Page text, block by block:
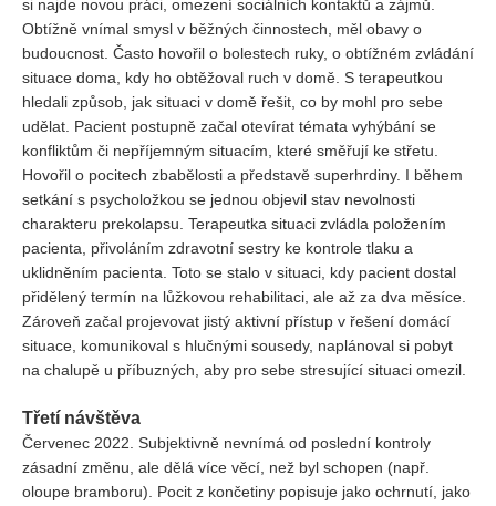
si najde novou práci, omezení sociálních kontaktů a zájmů.
Obtížně vnímal smysl v běžných činnostech, měl obavy o
budoucnost. Často hovořil o bolestech ruky, o obtížném zvládání
situace doma, kdy ho obtěžoval ruch v domě. S terapeutkou
hledali způsob, jak situaci v domě řešit, co by mohl pro sebe
udělat. Pacient postupně začal otevírat témata vyhýbání se
konfliktům či nepříjemným situacím, které směřují ke střetu.
Hovořil o pocitech zbabělosti a představě superhrdiny. I během
setkání s psycholožkou se jednou objevil stav nevolnosti
charakteru prekolapsu. Terapeutka situaci zvládla položením
pacienta, přivoláním zdravotní sestry ke kontrole tlaku a
uklidněním pacienta. Toto se stalo v situaci, kdy pacient dostal
přidělený termín na lůžkovou rehabilitaci, ale až za dva měsíce.
Zároveň začal projevovat jistý aktivní přístup v řešení domácí
situace, komunikoval s hlučnými sousedy, naplánoval si pobyt
na chalupě u příbuzných, aby pro sebe stresující situaci omezil.
Třetí návštěva
Červenec 2022. Subjektivně nevnímá od poslední kontroly
zásadní změnu, ale dělá více věcí, než byl schopen (např.
oloupe bramboru). Pocit z končetiny popisuje jako ochrnutí, jako